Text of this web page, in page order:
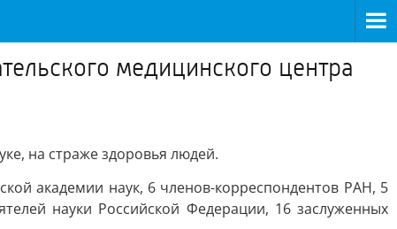
медицинского центра
на страже здоровья людей.
академии наук, 6 членов-корреспондентов РАН, 5
науки Российской Федерации, 16 заслуженных